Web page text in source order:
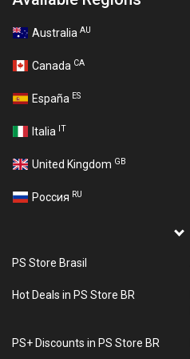
Australia AU
Canada CA
España ES
Italia IT
United Kingdom GB
Россия RU
PS Store Brasil
Hot Deals in PS Store BR
PS+ Discounts in PS Store BR